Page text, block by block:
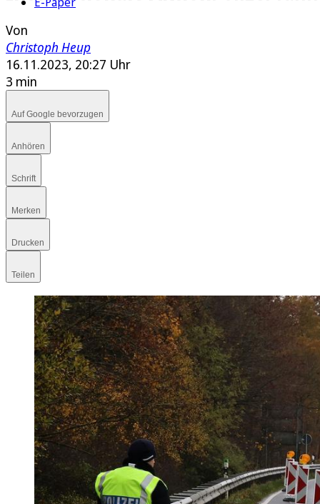
Von
Christoph Heup
16.11.2023, 20:27 Uhr
3 min
Auf Google bevorzugen
Anhören
Schrift
Merken
Drucken
Teilen